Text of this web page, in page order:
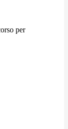
per